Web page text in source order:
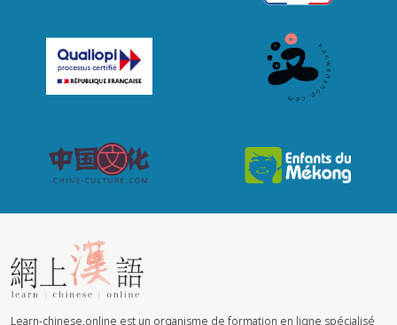
Learn-chinese.online est un organisme de formation en ligne spécialisé